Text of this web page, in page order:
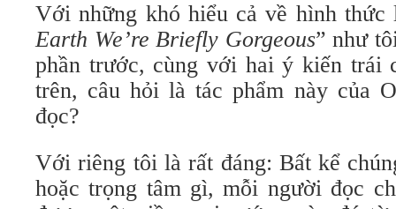
Với những khó hiểu cả về hình thức
Earth We’re Briefly Gorgeous” như
phần trước, cùng với hai ý kiến trái
trên, câu hỏi là tác phẩm này của
đọc?
Với riêng tôi là rất đáng: Bất kể
hoặc trọng tâm gì, mỗi người đọc